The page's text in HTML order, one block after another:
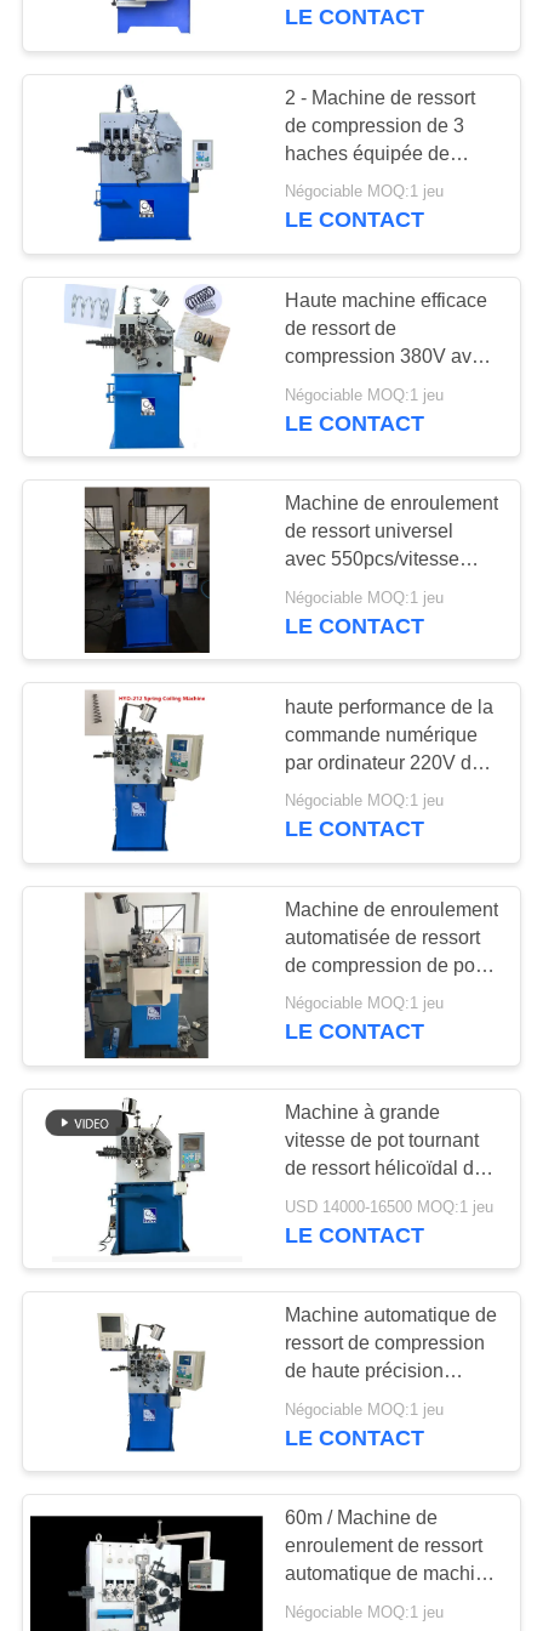
CONTRÔLE
DE
QUALITÉ
CONTACTEZ-
NOUS
NOUVELLES
DEMANDEZ
UNE
CITATION
PLAN
PRIVACY
POLICY
Machine de ressort
de compression
37
Machine à cintrer de
ressort
42
machine à cintrer de
fil
guide la machine
17
Machine de ressort
de torsion
18
Machine de ressort
de tension
système CNC de Taiwan
LE CONTACT
2 - Machine de ressort
de compression de 3
haches équipée de
pleins conducteurs de
Digital
Négociable MOQ:1 jeu
LE CONTACT
Haute machine efficace
de ressort de
compression 380V avec
le système 2.7KW servo
Négociable MOQ:1 jeu
LE CONTACT
Machine de enroulement
de ressort universel
avec 550pcs/vitesse
maximum minimum de
production
Négociable MOQ:1 jeu
LE CONTACT
haute performance de la
commande numérique
par ordinateur 220V de
ressort de haches
puissantes du pot
Négociable MOQ:1 jeu
LE CONTACT
Machine de enroulement
automatisée de ressort
de compression de pot
tournant de commande
numérique par
Négociable MOQ:1 jeu
LE CONTACT
Machine à grande
vitesse de pot tournant
de ressort hélicoïdal de
machine de fabrication
du ressort 4.5KW
USD 14000-16500 MOQ:1 jeu
LE CONTACT
Machine automatique de
ressort de compression
de haute précision
formant la machine de
enroulement
Négociable MOQ:1 jeu
LE CONTACT
60m / Machine de
enroulement de ressort
automatique de machine
de fil de Min Six Axes
Négociable MOQ:1 jeu